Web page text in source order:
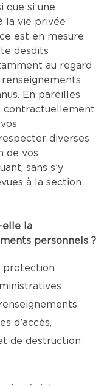
que si une
la vie privée
est en mesure
desdits
au regard
En pareilles
contractuellement
diverses
de vos
sans s’y
à la section
elle la
personnels ?
protection
d’accès,
de destruction